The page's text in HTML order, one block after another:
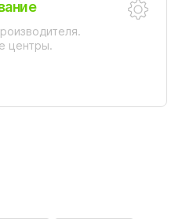
центры.